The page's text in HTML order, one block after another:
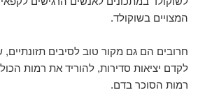
המצויים בשוקולד.
חרובים הם גם מקור טוב לסיבים תזונתיים,
לקדם יציאות סדירות, להוריד את רמות
רמות הסוכר בדם.